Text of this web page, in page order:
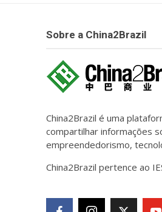
Sobre a China2Brazil
China2Brazil é uma
compartilhar informações
empreendedorismo,
China2Brazil pertence ao